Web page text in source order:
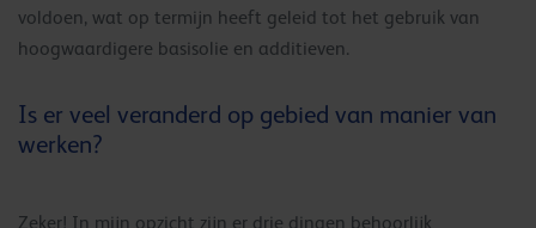
voldoen, wat op termijn heeft geleid tot het gebruik van
hoogwaardigere basisolie en additieven.
Is er veel veranderd op gebied van manier van
werken?
Zeker! In mijn opzicht zijn er drie dingen behoorlijk